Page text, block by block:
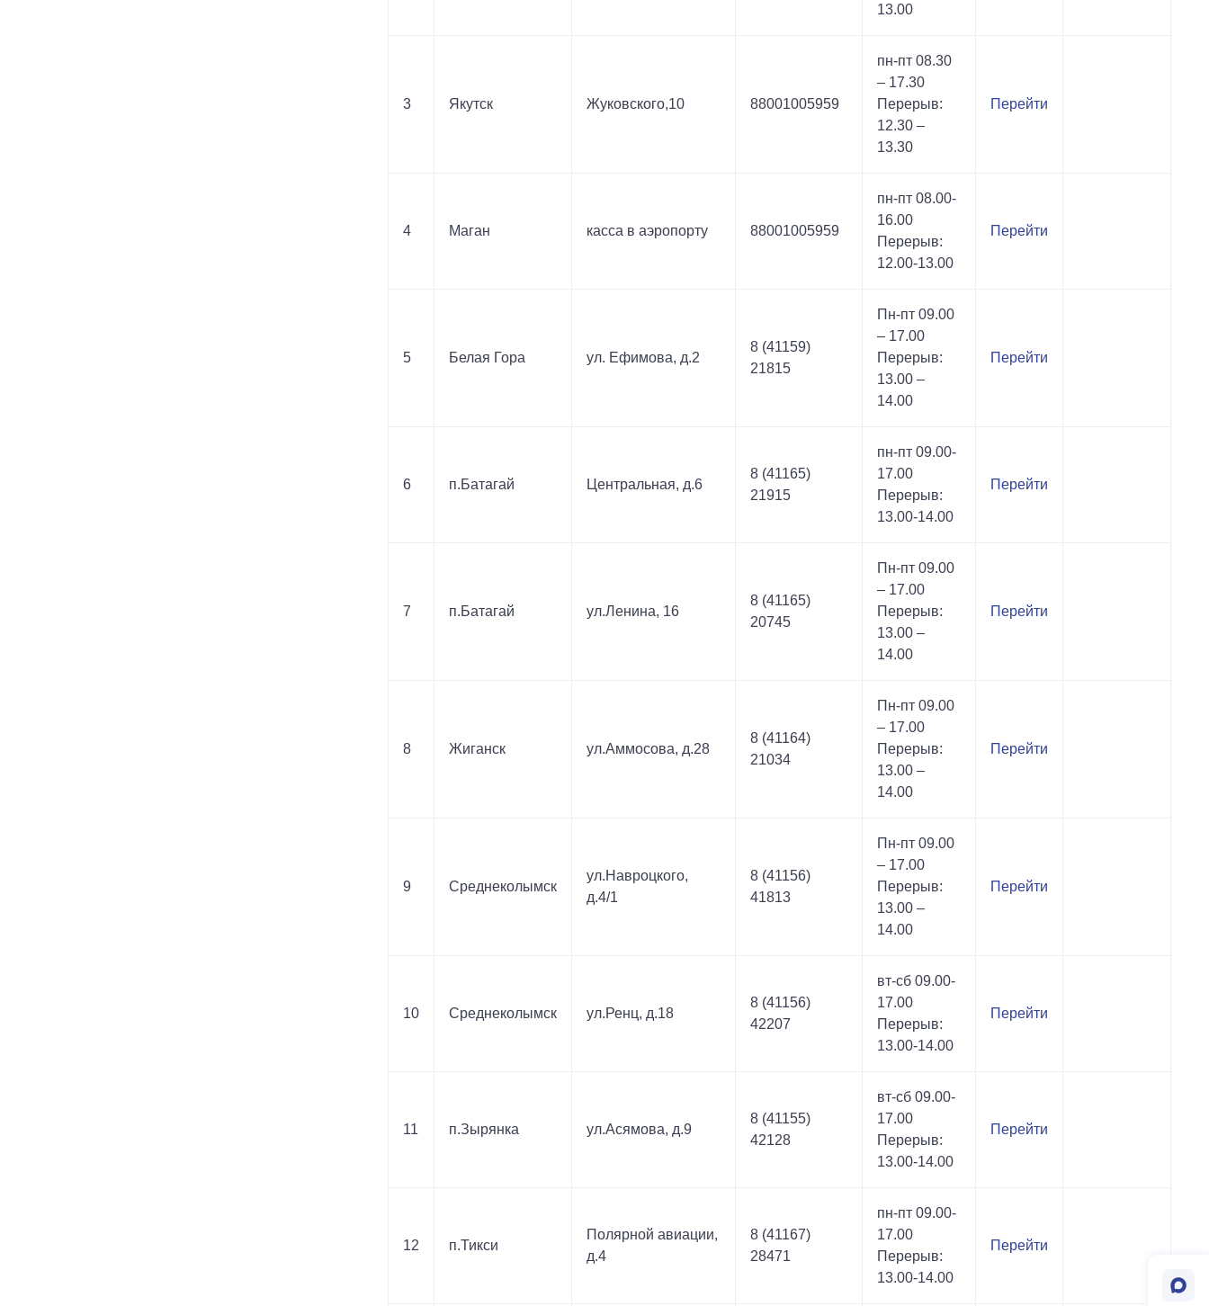
13.00
3 Якутск Жуковского,10 88001005959
пн-пт 08.30
– 17.30
Перерыв:
12.30 –
13.30
Перейти
4 Маган касса в аэропорту 88001005959
пн-пт 08.00-
16.00
Перерыв:
12.00-13.00
Перейти
5 Белая Гора ул. Ефимова, д.2
8 (41159)
21815
Пн-пт 09.00
– 17.00
Перерыв:
13.00 –
14.00
Перейти
6 п.Батагай Центральная, д.6
8 (41165)
21915
пн-пт 09.00-
17.00
Перерыв:
13.00-14.00
Перейти
7 п.Батагай ул.Ленина, 16
8 (41165)
20745
Пн-пт 09.00
– 17.00
Перерыв:
13.00 –
14.00
Перейти
8 Жиганск ул.Аммосова, д.28
8 (41164)
21034
Пн-пт 09.00
– 17.00
Перерыв:
13.00 –
14.00
Перейти
9 Среднеколымск
ул.Навроцкого,
д.4/1
8 (41156)
41813
Пн-пт 09.00
– 17.00
Перерыв:
13.00 –
14.00
Перейти
10 Среднеколымск ул.Ренц, д.18
8 (41156)
42207
вт-сб 09.00-
17.00
Перерыв:
13.00-14.00
Перейти
11 п.Зырянка ул.Асямова, д.9
8 (41155)
42128
вт-сб 09.00-
17.00
Перерыв:
13.00-14.00
Перейти
12 п.Тикси
Полярной авиации,
д.4
8 (41167)
28471
пн-пт 09.00-
17.00
Перерыв:
13.00-14.00
Перейти